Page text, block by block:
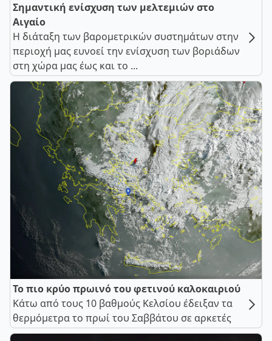
Σημαντική ενίσχυση των μελτεμιών στο
Αιγαίο
Η διάταξη των βαρομετρικών συστημάτων στην
περιοχή μας ευνοεί την ενίσχυση των βοριάδων
στη χώρα μας έως και το ...
Το πιο κρύο πρωινό του φετινού καλοκαιριού
Κάτω από τους 10 βαθμούς Κελσίου έδειξαν τα
θερμόμετρα το πρωί του Σαββάτου σε αρκετές